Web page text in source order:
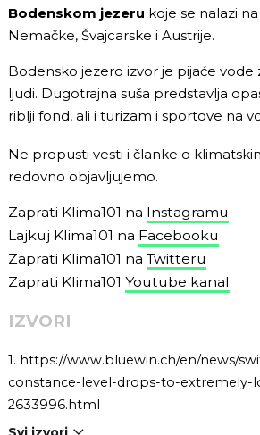
Bodenskom jezeru koje se nalazi
Nemačke, Švajcarske i Austrije.
Bodensko jezero izvor je pijaće
ljudi. Dugotrajna suša predstavlja
riblji fond, ali i turizam i sportove na
Ne propusti vesti i članke o
redovno objavljujemo.
Zaprati Klima101 na Instagramu
Lajkuj Klima101 na Facebooku
Zaprati Klima101 na Twitteru
Zaprati Klima101 Youtube kanal
IZVORI
1. https://www.bluewin.ch/en/news/
constance-level-drops-to-extremely-
2633996.html